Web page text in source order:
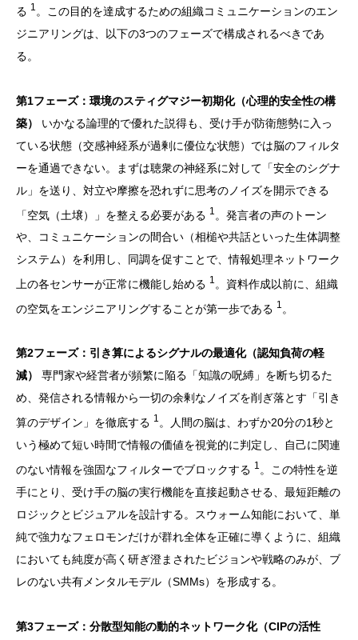
る 1 。この目的を達成するための組織コミュニケーションのエン
ジニアリングは、以下の3つのフェーズで構成されるべきであ
る。
第1フェーズ：環境のスティグマジー初期化（心理的安全性の構
築）
いかなる論理的で優れた説得も、受け手が防衛態勢に入っ
ている状態（交感神経系が過剰に優位な状態）では脳のフィルタ
ーを通過できない。まずは聴衆の神経系に対して「安全のシグナ
ル」を送り、対立や摩擦を恐れずに思考のノイズを開示できる
「空気（土壌）」を整える必要がある 1
。発言者の声のトーン
や、コミュニケーションの間合い（相槌や共話といった生体調整
システム）を利用し、同調を促すことで、情報処理ネットワーク
上の各センサーが正常に機能し始める 1 。資料作成以前に、組織
の空気をエンジニアリングすることが第一歩である 1 。
第2フェーズ：引き算によるシグナルの最適化（認知負荷の軽
減）
専門家や経営者が頻繁に陥る「知識の呪縛」を断ち切るた
め、発信される情報から一切の余剰なノイズを削ぎ落とす「引き
算のデザイン」を徹底する 1 。人間の脳は、わずか20分の1秒と
いう極めて短い時間で情報の価値を視覚的に判定し、自己に関連
のない情報を強固なフィルターでブロックする 1 。この特性を逆
手にとり、受け手の脳の実行機能を直接起動させる、最短距離の
ロジックとビジュアルを設計する。スウォーム知能において、単
純で強力なフェロモンだけが群れ全体を正確に導くように、組織
においても純度が高く研ぎ澄まされたビジョンや戦略のみが、ブ
レのない共有メンタルモデル（SMMs）を形成する。
第3フェーズ：分散型知能の動的ネットワーク化（CIPの活性